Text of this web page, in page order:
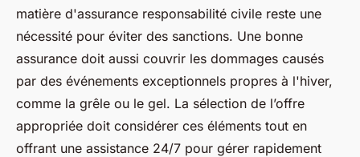
matière d'assurance responsabilité civile reste une
nécessité pour éviter des sanctions. Une bonne
assurance doit aussi couvrir les dommages causés
par des événements exceptionnels propres à l'hiver,
comme la grêle ou le gel. La sélection de l’offre
appropriée doit considérer ces éléments tout en
offrant une assistance 24/7 pour gérer rapidement